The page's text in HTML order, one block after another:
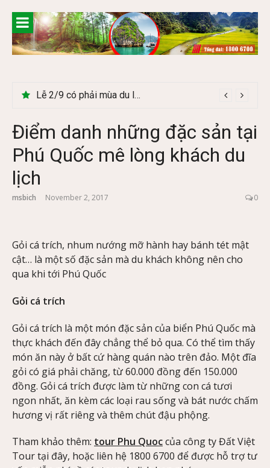
content
Cây Ráy khổng lồ tại vườn Quốc gia Cúc Phương
Điểm danh những đặc sản tại
Phú Quốc mê lòng khách du
lịch
msbich November 2, 2017 0
Gỏi cá trích, nhum nướng mỡ hành hay bánh tét mật
cật… là một số đặc sản mà du khách không nên cho
qua khi tới Phú Quốc
Gỏi cá trích
Gỏi cá trích là một món đặc sản của biển Phú Quốc mà
thực khách đến đây chẳng thể bỏ qua. Có thể tìm thấy
món ăn này ở bất cứ hàng quán nào trên đảo. Một đĩa
gỏi có giá phải chăng, từ 60.000 đồng đến 150.000
đồng. Gỏi cá trích được làm từ những con cá tươi
ngon nhất, ăn kèm các loại rau sống và bát nước chấm
hương vị rất riêng và thêm chút đậu phộng.
Tham khảo thêm: tour Phu Quoccủa công ty Đất Việt
Tour tại đây, hoặc liên hệ 1800 6700 để được hỗ trợ tư